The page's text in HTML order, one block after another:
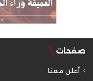
صفحات
أعلن معنا